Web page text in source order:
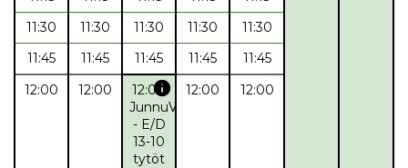
11:30
11:30 11:30 11:30
11:30
11:45
11:45 11:45 11:45
11:45
12:00
12:00 12:00info
JunnuValepa
- E/D
13-10
tytöt
12:00 12:00